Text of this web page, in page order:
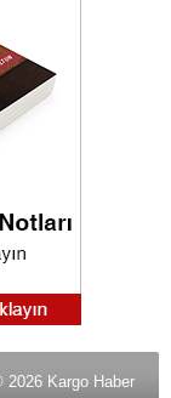
2026 Kargo Haber